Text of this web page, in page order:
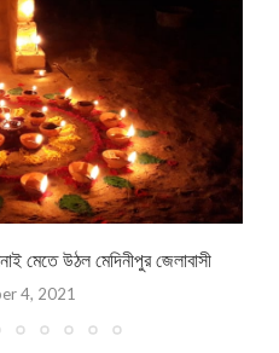
মেতে উঠল মেদিনীপুর জেলাবাসী
4, 2021